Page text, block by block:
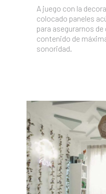
A juego con la
colocado paneles
para asegurarnos de
contenido de
sonoridad.